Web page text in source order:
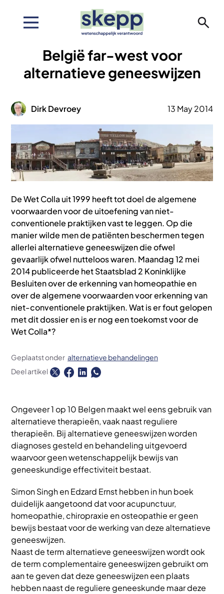
België far-west voor
alternatieve geneeswijzen
Afbeelding
Dirk Devroey 13 May 2014
De Wet Colla uit 1999 heeft tot doel de algemene
voorwaarden voor de uitoefening van niet-
conventionele praktijken vast te leggen. Op die
manier wilde men de patiënten beschermen tegen
allerlei alternatieve geneeswijzen die ofwel
gevaarlijk ofwel nutteloos waren. Maandag 12 mei
2014 publiceerde het Staatsblad 2 Koninklijke
Besluiten over de erkenning van homeopathie en
over de algemene voorwaarden voor erkenning van
niet-conventionele praktijken. Wat is er fout gelopen
met dit dossier en is er nog een toekomst voor de
Wet Colla*?
Geplaatst onder alternatieve behandelingen
Deel artikel
Ongeveer 1 op 10 Belgen maakt wel eens gebruik van
alternatieve therapieën, vaak naast reguliere
therapieën. Bij alternatieve geneeswijzen worden
diagnoses gesteld en behandeling uitgevoerd
waarvoor geen wetenschappelijk bewijs van
geneeskundige effectiviteit bestaat.
Simon Singh en Edzard Ernst hebben in hun boek
duidelijk aangetoond dat voor acupunctuur,
homeopathie, chiropraxie en osteopathie er geen
bewijs bestaat voor de werking van deze alternatieve
geneeswijzen.
Naast de term alternatieve geneeswijzen wordt ook
de term complementaire geneeswijzen gebruikt om
aan te geven dat deze geneeswijzen een plaats
hebben naast de reguliere geneeskunde maar deze